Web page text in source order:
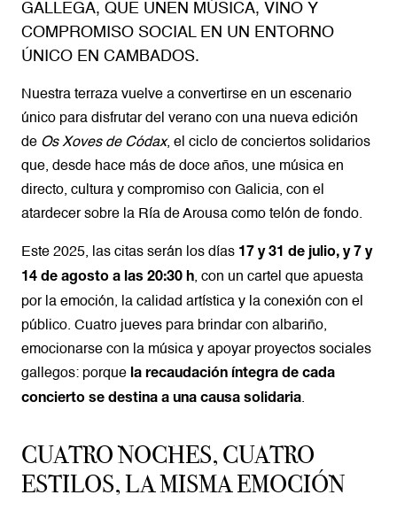
GALLEGA, QUE UNEN MÚSICA, VINO Y
COMPROMISO SOCIAL EN UN ENTORNO
ÚNICO EN CAMBADOS.
Nuestra terraza vuelve a convertirse en un escenario
único para disfrutar del verano con una nueva edición
de Os Xoves de Códax, el ciclo de conciertos solidarios
que, desde hace más de doce años, une música en
directo, cultura y compromiso con Galicia, con el
atardecer sobre la Ría de Arousa como telón de fondo.
Este 2025, las citas serán los días 17 y 31 de julio, y 7 y
14 de agosto a las 20:30 h, con un cartel que apuesta
por la emoción, la calidad artística y la conexión con el
público. Cuatro jueves para brindar con albariño,
emocionarse con la música y apoyar proyectos sociales
gallegos: porque la recaudación íntegra de cada
concierto se destina a una causa solidaria.
CUATRO NOCHES, CUATRO
ESTILOS, LA MISMA EMOCIÓN